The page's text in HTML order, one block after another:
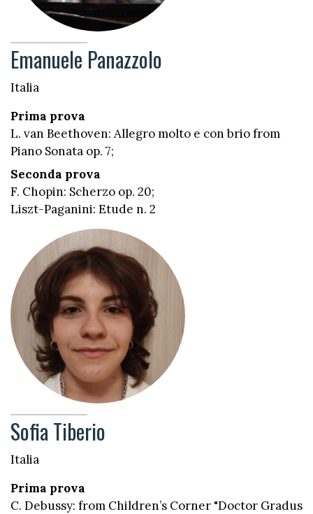
Emanuele Panazzolo
Italia
Prima prova
L. van Beethoven: Allegro molto e con brio from
Piano Sonata op. 7;
Seconda prova
F. Chopin: Scherzo op. 20;
Liszt-Paganini: Etude n. 2
Sofia Tiberio
Italia
Prima prova
C. Debussy: from Children’s Corner "Doctor Gradus